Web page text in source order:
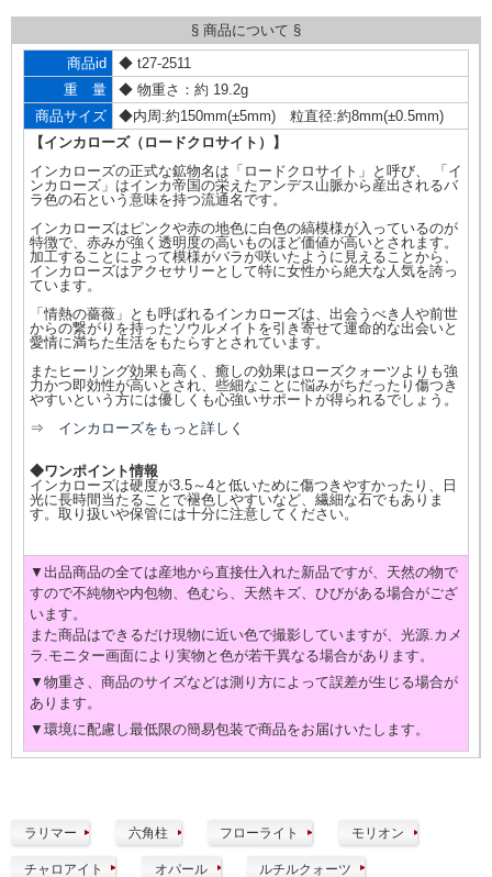
§ 商品について §
商品id
◆ t27-2511
重 量
◆ 物重さ：約 19.2g
商品サイズ
◆内周:約150mm(±5mm) 粒直径:約8mm(±0.5mm)
【インカローズ（ロードクロサイト）】
インカローズの正式な鉱物名は「ロードクロサイト」と呼び、 「イ
ンカローズ」はインカ帝国の栄えたアンデス山脈から産出されるバ
ラ色の石という意味を持つ流通名です。
インカローズはピンクや赤の地色に白色の縞模様が入っているのが
特徴で、赤みが強く透明度の高いものほど価値が高いとされます。
加工することによって模様がバラが咲いたように見えることから、
インカローズはアクセサリーとして特に女性から絶大な人気を誇っ
ています。
「情熱の薔薇」とも呼ばれるインカローズは、出会うべき人や前世
からの繋がりを持ったソウルメイトを引き寄せて運命的な出会いと
愛情に満ちた生活をもたらすとされています。
またヒーリング効果も高く、癒しの効果はローズクォーツよりも強
力かつ即効性が高いとされ、些細なことに悩みがちだったり傷つき
やすいという方には優しくも心強いサポートが得られるでしょう。
⇒ インカローズをもっと詳しく
◆ワンポイント情報
インカローズは硬度が3.5～4と低いために傷つきやすかったり、日
光に長時間当たることで褪色しやすいなど、繊細な石でもありま
す。取り扱いや保管には十分に注意してください。
▼出品商品の全ては産地から直接仕入れた新品ですが、天然の物で
すので不純物や内包物、色むら、天然キズ、ひびがある場合がござ
います。
また商品はできるだけ現物に近い色で撮影していますが、光源.カメ
ラ.モニター画面により実物と色が若干異なる場合があります。
▼物重さ、商品のサイズなどは測り方によって誤差が生じる場合が
あります。
▼環境に配慮し最低限の簡易包装で商品をお届けいたします。
ラリマー 六角柱 フローライト モリオン
チャロアイト オパール ルチルクォーツ